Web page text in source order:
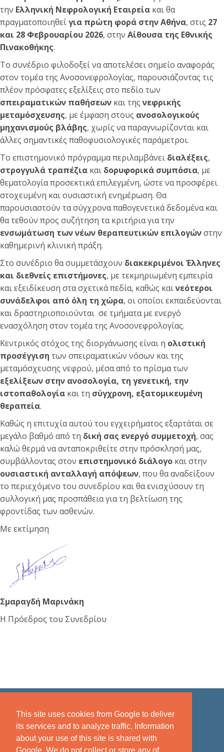
This site uses cookies from Google to deliver
its services and to analyze traffic. Information
about your use of this site is shared with
την Ελληνική Νεφρολογική Εταιρεία και θα
πραγματοποιηθείγια πρώτη φορά στην Αθήνα, στις 27
και 28 Φεβρουαρίου 2026, στην Αίθουσα της Εθνικής
Πινακοθήκης.
Το συνέδριο φιλοδοξεί να αποτελέσει σημείο αναφοράς
στον τομέα της Ανοσονεφρολογίας, παρουσιάζοντας τις
πλέον πρόσφατες εξελίξεις στο πεδίο των
σπειραματικών παθήσεων και τηςνεφρικής
μεταμόσχευσης, με έμφαση στους ανοσολογικούς
μηχανισμούς βλάβης, χωρίς να παραγνωρίζονται και
άλλες σημαντικές παθοφυσιολογικές παράμετροι.
Το επιστημονικό πρόγραμμα περιλαμβάνει διαλέξεις,
στρογγυλά τραπέζια και δορυφορικά συμπόσια, με
θεματολογία προσεκτικά επιλεγμένη, ώστε να προσφέρει
στοχευμένη και ουσιαστική ενημέρωση. Θα
παρουσιαστούν τα σύγχρονα παθογενετικά δεδομένα και
θα τεθούν προς συζήτηση τα κριτήρια για την
ενσωμάτωση των νέων θεραπευτικών επιλογώνστην
καθημερινή κλινική πράξη.
Στο συνέδριο θα συμμετάσχουν διακεκριμένοι Έλληνες
και διεθνείς επιστήμονες, με τεκμηριωμένη εμπειρία
και εξειδίκευση στα σχετικά πεδία, καθώς καινεότεροι
συνάδελφοι από όλη τη χώρα, οι οποίοι εκπαιδεύονται
και δραστηριοποιούνται σε τμήματα με ενεργό
ενασχόληση στον τομέα της Ανοσονεφρολογίας.
Κεντρικός στόχος της διοργάνωσης είναι η ολιστική
προσέγγιση των σπειραματικών νόσων και της
μεταμόσχευσης νεφρού, μέσα από το πρίσμα των
εξελίξεων στην ανοσολογία, τη γενετική, την
ιστοπαθολογία και τη σύγχρονη, εξατομικευμένη
θεραπεία.
Καθώς η επιτυχία αυτού του εγχειρήματος εξαρτάται σε
μεγάλο βαθμό από τη δική σας ενεργό συμμετοχή, σας
καλώ θερμά να ανταποκριθείτε στην πρόσκλησή μας,
συμβάλλοντας στον επιστημονικό διάλογο και στην
ουσιαστική ανταλλαγή απόψεων, που θα αναδείξουν
το περιεχόμενο του συνεδρίου και θα ενισχύσουν τη
συλλογική μας προσπάθεια για τη βελτίωση της
φροντίδας των ασθενών.
Με εκτίμηση
Σμαραγδή Μαρινάκη
Η Πρόεδρος του Συνεδρίου